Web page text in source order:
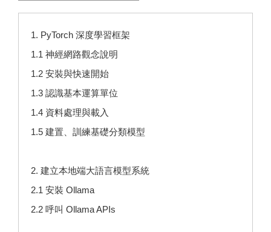
1. PyTorch 深度學習框架
1.1 神經網路觀念說明
1.2 安裝與快速開始
1.3 認識基本運算單位
1.4 資料處理與載入
1.5 建置、訓練基礎分類模型
2. 建立本地端大語言模型系統
2.1 安裝 Ollama
2.2 呼叫 Ollama APIs